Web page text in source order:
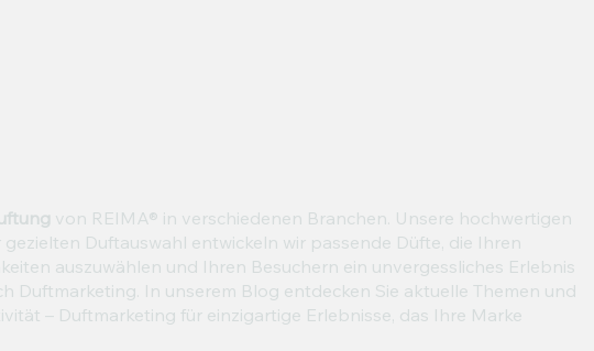
von REIMA® in verschiedenen Branchen. Unsere hochwertigen
Duftauswahl entwickeln wir passende Düfte, die Ihren
auszuwählen und Ihren Besuchern ein unvergessliches Erlebnis
Duftmarketing. In unserem Blog entdecken Sie aktuelle Themen und
– Duftmarketing für einzigartige Erlebnisse, das Ihre Marke